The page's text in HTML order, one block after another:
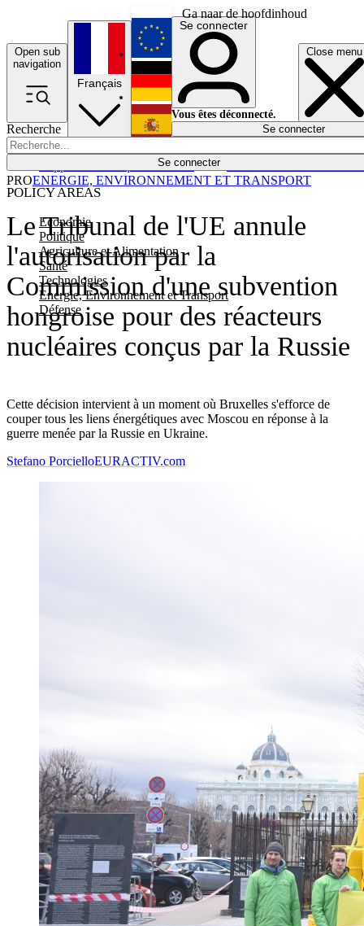
Ga naar de hoofdinhoud
Open sub
navigation
Close menu
Recherche
Se connecter
POLICY AREAS
Economie
Politique
Agriculture et Alimentation
Santé
Technologies
Energie, Environnement et Transport
Défense
Économie
Français
English
Deutsch
Español
Se connecter
Vous êtes déconnecté.
Se connecter
Le Tribunal de l'UE annule
l'autorisation par la
Commission d'une subvention
hongroise pour des réacteurs
nucléaires conçus par la Russie
Cette décision intervient à un moment où Bruxelles s'efforce de
couper tous les liens énergétiques avec Moscou en réponse à la
guerre menée par la Russie en Ukraine.
PROENERGIE, ENVIRONNEMENT ET TRANSPORT
Stefano PorcielloEURACTIV.com